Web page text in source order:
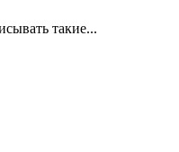
такие...